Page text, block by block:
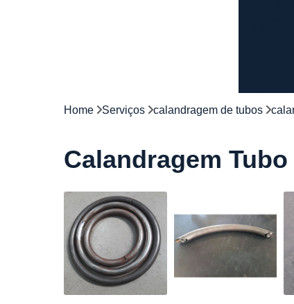
de
Dobra
Home Serviços calandragem de tubos
Calandragem